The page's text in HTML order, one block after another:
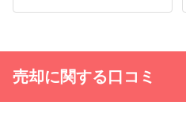
売却に関する口コミ